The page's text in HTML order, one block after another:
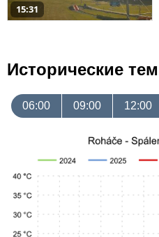
15:31
Исторические
06:00 09:00 12:00